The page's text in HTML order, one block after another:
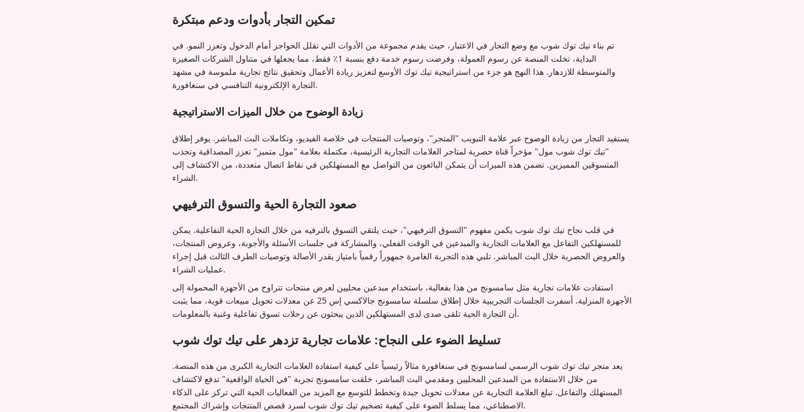
تمكين التجار بأدوات ودعم مبتكرة
تم بناء تيك توك شوب مع وضع التجار في الاعتبار، حيث يقدم مجموعة من الأدوات التي تقلل الحواجز أمام الدخول وتعزز النمو. في
البداية، تخلت المنصة عن رسوم العمولة، وفرضت رسوم خدمة دفع بنسبة 1٪ فقط، مما يجعلها في متناول الشركات الصغيرة
والمتوسطة للازدهار. هذا النهج هو جزء من استراتيجية تيك توك الأوسع لتعزيز ريادة الأعمال وتحقيق نتائج تجارية ملموسة في مشهد
التجارة الإلكترونية التنافسي في سنغافورة.
زيادة الوضوح من خلال الميزات الاستراتيجية
يستفيد التجار من زيادة الوضوح عبر علامة التبويب "المتجر"، وتوصيات المنتجات في خلاصة الفيديو، وتكاملات البث المباشر. يوفر إطلاق
"تيك توك شوب مول" مؤخراً قناة حصرية لمتاجر العلامات التجارية الرئيسية، مكتملة بعلامة "مول متميز" تعزز المصداقية وتجذب
المتسوقين المميزين. تضمن هذه الميزات أن يتمكن البائعون من التواصل مع المستهلكين في نقاط اتصال متعددة، من الاكتشاف إلى
الشراء.
صعود التجارة الحية والتسوق الترفيهي
في قلب نجاح تيك توك شوب يكمن مفهوم "التسوق الترفيهي"، حيث يلتقي التسوق بالترفيه من خلال التجارة الحية التفاعلية. يمكن
للمستهلكين التفاعل مع العلامات التجارية والمبدعين في الوقت الفعلي، والمشاركة في جلسات الأسئلة والأجوبة، وعروض المنتجات،
والعروض الحصرية خلال البث المباشر. تلبي هذه التجربة الغامرة جمهوراً رقمياً بامتياز يقدر الأصالة وتوصيات الطرف الثالث قبل إجراء
عمليات الشراء.
استفادت علامات تجارية مثل سامسونج من هذا بفعالية، باستخدام مبدعين محليين لعرض منتجات تتراوح من الأجهزة المحمولة إلى
الأجهزة المنزلية. أسفرت الجلسات التجريبية خلال إطلاق سلسلة سامسونج جالاكسي إس 25 عن معدلات تحويل مبيعات قوية، مما يثبت
أن التجارة الحية تلقى صدى لدى المستهلكين الذين يبحثون عن رحلات تسوق تفاعلية وغنية بالمعلومات.
تسليط الضوء على النجاح: علامات تجارية تزدهر على تيك توك شوب
يعد متجر تيك توك شوب الرسمي لسامسونج في سنغافورة مثالاً رئيسياً على كيفية استفادة العلامات التجارية الكبرى من هذه المنصة.
من خلال الاستفادة من المبدعين المحليين ومقدمي البث المباشر، خلقت سامسونج تجربة "في الحياة الواقعية" تدفع لاكتشاف
المستهلك والتفاعل. تبلغ العلامة التجارية عن معدلات تحويل جيدة وتخطط للتوسع مع المزيد من الفعاليات الحية التي تركز على الذكاء
الاصطناعي، مما يسلط الضوء على كيفية تضخيم تيك توك شوب لسرد قصص المنتجات وإشراك المجتمع.